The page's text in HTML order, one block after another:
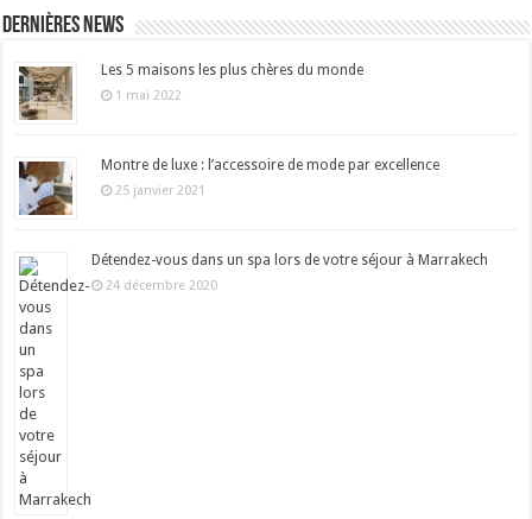
Dernières news
Les 5 maisons les plus chères du monde
1 mai 2022
Montre de luxe : l’accessoire de mode par excellence
25 janvier 2021
Détendez-vous dans un spa lors de votre séjour à Marrakech
24 décembre 2020